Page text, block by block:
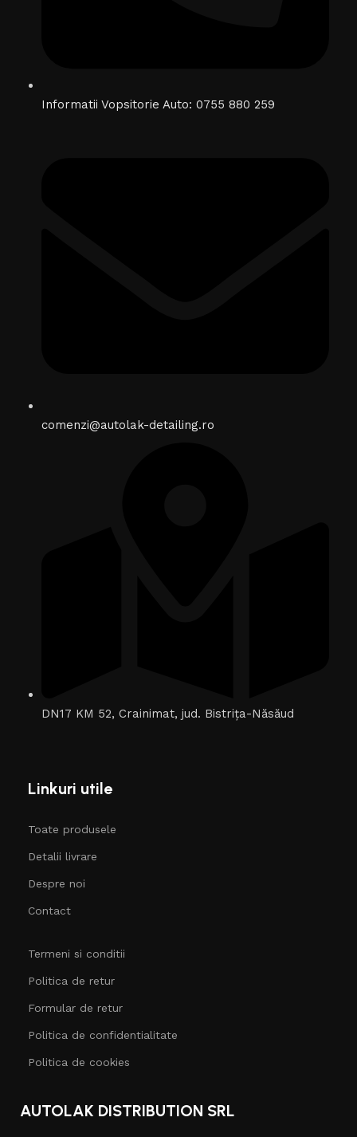
Informatii Vopsitorie Auto: 0755 880 259
comenzi@autolak-detailing.ro
DN17 KM 52, Crainimat, jud. Bistrița-Năsăud
Linkuri utile
Toate produsele
Detalii livrare
Despre noi
Contact
Termeni si conditii
Politica de retur
Formular de retur
Politica de confidentialitate
Politica de cookies
AUTOLAK DISTRIBUTION SRL